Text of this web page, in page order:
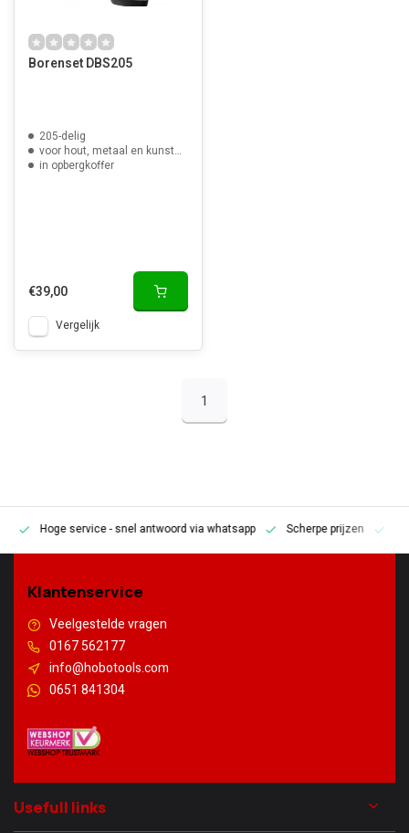
Borenset DBS205
205-delig
voor hout, metaal en kunststof
in opbergkoffer
€39,00
Vergelijk
1
Hoge service- snel antwoord via whatsapp Scherpe prijzen
Klantenservice
Veelgestelde vragen
0167 562177
info@hobotools.com
0651 841304
Usefull links